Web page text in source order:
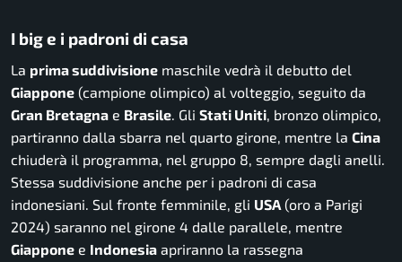
I big e i padroni di casa
La prima suddivisione maschile vedrà il debutto del
Giappone (campione olimpico) al volteggio, seguito da
Gran Bretagna e Brasile. Gli Stati Uniti, bronzo olimpico,
partiranno dalla sbarra nel quarto girone, mentre la Cina
chiuderà il programma, nel gruppo 8, sempre dagli anelli.
Stessa suddivisione anche per i padroni di casa
indonesiani. Sul fronte femminile, gli USA (oro a Parigi
2024) saranno nel girone 4 dalle parallele, mentre
Giappone e Indonesia apriranno la rassegna